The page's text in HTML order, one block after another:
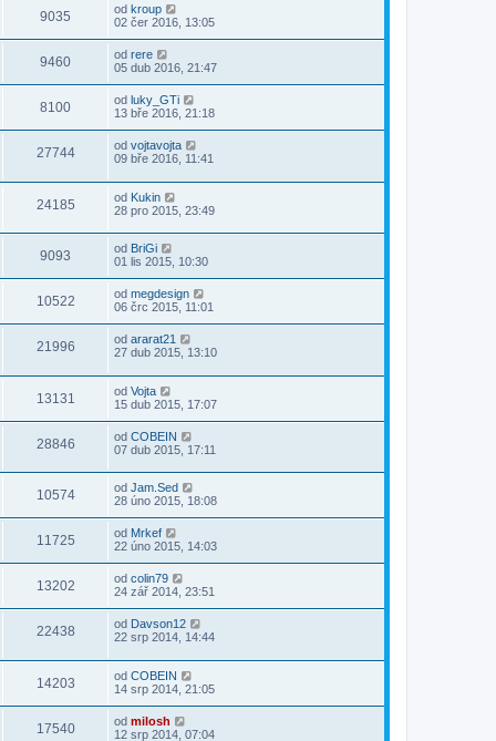
9035 od kroup
02 čer 2016, 13:05
9460 od rere
05 dub 2016, 21:47
8100 od luky_GTi
13 bře 2016, 21:18
27744 od vojtavojta
09 bře 2016, 11:41
24185 od Kukin
28 pro 2015, 23:49
9093 od BriGi
01 lis 2015, 10:30
10522 od megdesign
06 črc 2015, 11:01
21996 od ararat21
27 dub 2015, 13:10
13131 od Vojta
15 dub 2015, 17:07
28846 od COBEIN
07 dub 2015, 17:11
10574 od Jam.Sed
28 úno 2015, 18:08
11725 od Mrkef
22 úno 2015, 14:03
13202 od colin79
24 zář 2014, 23:51
22438 od Davson12
22 srp 2014, 14:44
14203 od COBEIN
14 srp 2014, 21:05
17540 od milosh
12 srp 2014, 07:04